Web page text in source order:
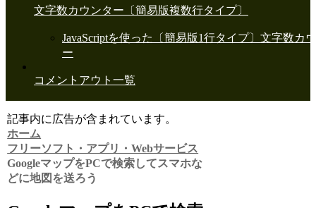
文字数カウンター〔簡易版複数行タイプ〕
JavaScriptを使った〔簡易版1行タイプ〕文字数カ
ー
コメントアウト一覧
記事内に広告が含まれています。
ホーム
フリーソフト・アプリ・Webサービス
GoogleマップをPCで検索してスマホな
どに地図を送ろう